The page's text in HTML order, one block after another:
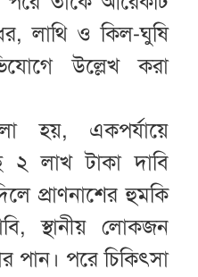
লাথি ও কিল-ঘুষি
উল্লেখ করা
হয়, একপর্যায়ে
২ লাখ টাকা দাবি
প্রাণনাশের হুমকি
স্থানীয় লোকজন
পান। পরে চিকিৎসা